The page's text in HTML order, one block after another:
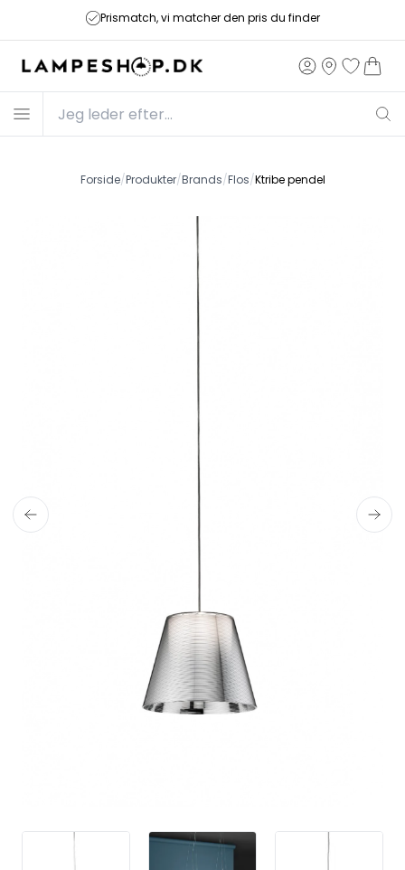
Prismatch, vi matcher den pris du finder
Forside/Produkter/Brands/Flos/Ktribe pendel